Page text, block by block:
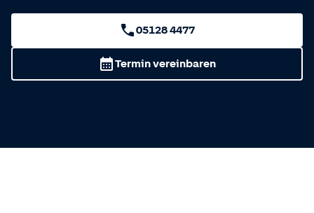
05128 4477
Termin vereinbaren